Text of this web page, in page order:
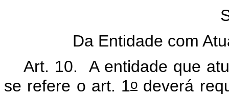
Da Entidade com
Art. 10. A entidade que
se refere o art. 1odeverá